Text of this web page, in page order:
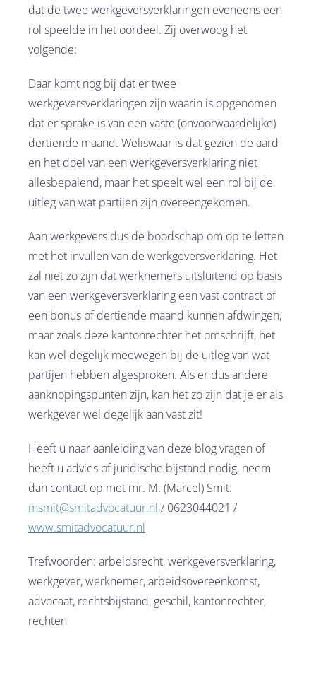
dat de twee werkgeversverklaringen eveneens een
rol speelde in het oordeel. Zij overwoog het
volgende:
Daar komt nog bij dat er twee
werkgeversverklaringen zijn waarin is opgenomen
dat er sprake is van een vaste (onvoorwaardelijke)
dertiende maand. Weliswaar is dat gezien de aard
en het doel van een werkgeversverklaring niet
allesbepalend, maar het speelt wel een rol bij de
uitleg van wat partijen zijn overeengekomen.
Aan werkgevers dus de boodschap om op te letten
met het invullen van de werkgeversverklaring. Het
zal niet zo zijn dat werknemers uitsluitend op basis
van een werkgeversverklaring een vast contract of
een bonus of dertiende maand kunnen afdwingen,
maar zoals deze kantonrechter het omschrijft, het
kan wel degelijk meewegen bij de uitleg van wat
partijen hebben afgesproken. Als er dus andere
aanknopingspunten zijn, kan het zo zijn dat je er als
werkgever wel degelijk aan vast zit!
Heeft u naar aanleiding van deze blog vragen of
heeft u advies of juridische bijstand nodig, neem
dan contact op met mr. M. (Marcel) Smit:
msmit@smitadvocatuur.nl / 0623044021 /
www.smitadvocatuur.nl
Trefwoorden: arbeidsrecht, werkgeversverklaring,
werkgever, werknemer, arbeidsovereenkomst,
advocaat, rechtsbijstand, geschil, kantonrechter,
rechten